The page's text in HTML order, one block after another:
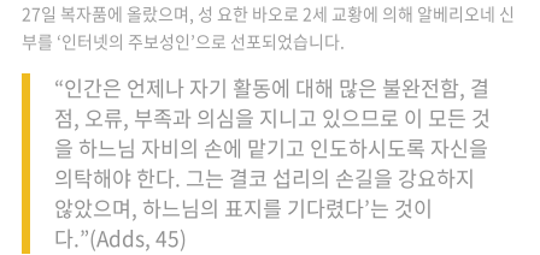
27일 복자품에 올랐으며, 성 요한 바오로 2세 교황에 의해 알베리오네 신
부를 ‘인터넷의 주보성인’으로 선포되었습니다.
“인간은 언제나 자기 활동에 대해 많은 불완전함, 결
점, 오류, 부족과 의심을 지니고 있으므로 이 모든 것
을 하느님 자비의 손에 맡기고 인도하시도록 자신을
의탁해야 한다. 그는 결코 섭리의 손길을 강요하지
않았으며, 하느님의 표지를 기다렸다’는 것이
다.”(Adds, 45)